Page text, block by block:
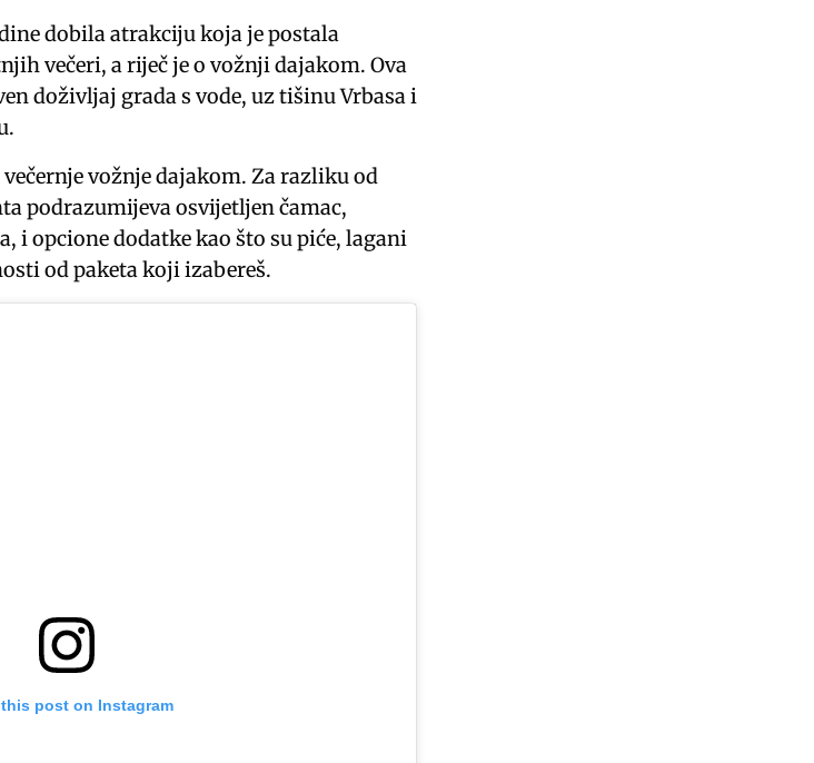
dobila atrakciju koja je postala
večeri, a riječ je o vožnji dajakom. Ova
doživljaj grada s vode, uz tišinu Vrbasa i
vožnje dajakom. Za razliku od
podrazumijeva osvijetljen čamac,
i opcione dodatke kao što su piće, lagani
od paketa koji izabereš.
post on Instagram